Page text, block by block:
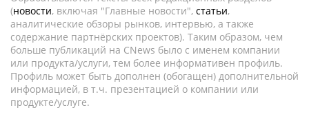
(новости, включая "Главные новости", статьи,
аналитические обзоры рынков, интервью, а также
содержание партнёрских проектов). Таким образом, чем
больше публикаций на CNews было с именем компании
или продукта/услуги, тем более информативен профиль.
Профиль может быть дополнен (обогащен) дополнительной
информацией, в т.ч. презентацией о компании или
продукте/услуге.